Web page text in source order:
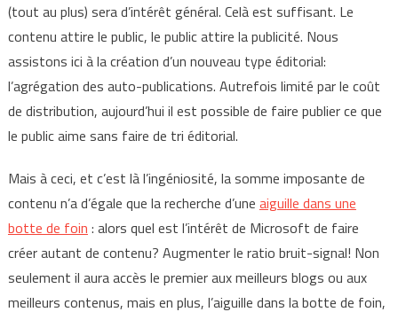
(tout au plus) sera d’intérêt général. Celà est suffisant. Le
contenu attire le public, le public attire la publicité. Nous
assistons ici à la création d’un nouveau type éditorial:
l’agrégation des auto-publications. Autrefois limité par le coût
de distribution, aujourd’hui il est possible de faire publier ce que
le public aime sans faire de tri éditorial.
Mais à ceci, et c’est là l’ingéniosité, la somme imposante de
contenu n’a d’égale que la recherche d’une aiguille dans une
botte de foin : alors quel est l’intérêt de Microsoft de faire
créer autant de contenu? Augmenter le ratio bruit-signal! Non
seulement il aura accès le premier aux meilleurs blogs ou aux
meilleurs contenus, mais en plus, l’aiguille dans la botte de foin,